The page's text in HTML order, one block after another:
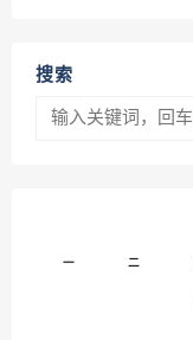
搜索
一 二